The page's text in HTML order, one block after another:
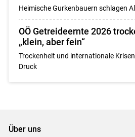
Heimische Gurkenbauern schlagen
OÖ Getreideernte 2026
„klein, aber fein“
Trockenheit und internationale
Druck
Über uns